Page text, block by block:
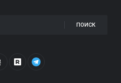
ПОИСК